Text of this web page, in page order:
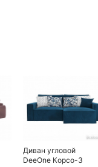
Диван угловой
DeeOne Корсо-3